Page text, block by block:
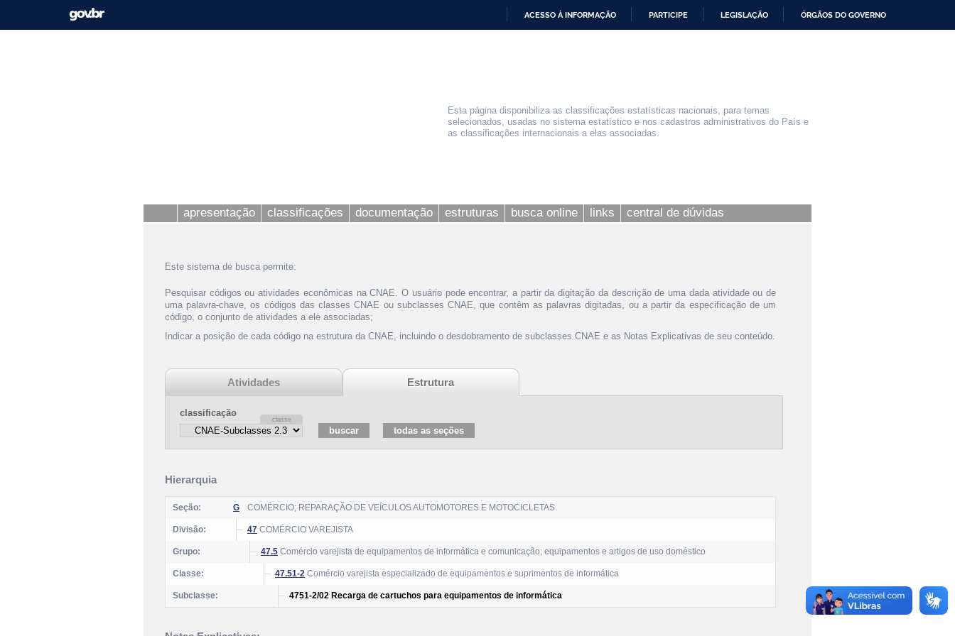
ACESSO À INFORMAÇÃO PARTICIPE LEGISLAÇÃO ÓRGÃOS DO GOVERNO
Esta página disponibiliza as classificações estatísticas nacionais, para temas
selecionados, usadas no sistema estatístico e nos cadastros administrativos do País e
as classificações internacionais a elas associadas.
apresentação classificações documentação estruturas busca online links central de dúvidas
Este sistema de busca permite:
Pesquisar códigos ou atividades econômicas na CNAE. O usuário pode encontrar, a partir da digitação da descrição de uma dada atividade ou de
uma palavra-chave, os códigos das classes CNAE ou subclasses CNAE, que contêm as palavras digitadas, ou a partir da especificação de um
código, o conjunto de atividades a ele associadas;
Indicar a posição de cada código na estrutura da CNAE, incluindo o desdobramento de subclasses CNAE e as Notas Explicativas de seu conteúdo.
Atividades Estrutura
classificação
Hierarquia
Seção: G COMÉRCIO; REPARAÇÃO DE VEÍCULOS AUTOMOTORES E MOTOCICLETAS
Divisão: 47 COMÉRCIO VAREJISTA
Grupo: 47.5 Comércio varejista de equipamentos de informática e comunicação; equipamentos e artigos de uso doméstico
Classe: 47.51-2 Comércio varejista especializado de equipamentos e suprimentos de informática
Subclasse: 4751-2/02 Recarga de cartuchos para equipamentos de informática